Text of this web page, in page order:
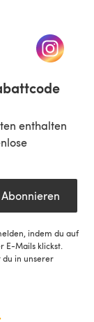
neuen Tab)
sich in einem
(öffnet
enthalten
Abonnieren
indem du auf
E-Mails klickst.
in unserer